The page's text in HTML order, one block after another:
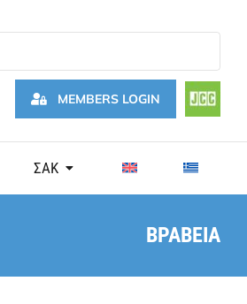
MEMBERS LOGIN
ΣΑΚ
ΒΡΑΒΕΙΑ